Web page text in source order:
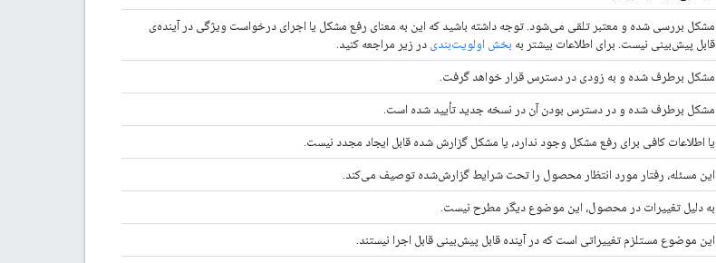
مشکل بررسی شده و معتبر تلقی می‌شود. توجه داشته باشید که این به معنای رفع مشکل یا اجرای درخواست ویژگی در آینده‌ی
قابل پیش‌بینی نیست. برای اطلاعات بیشتر به بخش اولویت‌بندی در زیر مراجعه کنید.
مشکل برطرف شده و به زودی در دسترس قرار خواهد گرفت.
مشکل برطرف شده و در دسترس بودن آن در نسخه جدید تأیید شده است.
یا اطلاعات کافی برای رفع مشکل وجود ندارد، یا مشکل گزارش شده قابل ایجاد مجدد نیست.
این مسئله، رفتار مورد انتظار محصول را تحت شرایط گزارش‌شده توصیف می‌کند.
به دلیل تغییرات در محصول، این موضوع دیگر مطرح نیست.
این موضوع مستلزم تغییراتی است که در آینده قابل پیش‌بینی قابل اجرا نیستند.